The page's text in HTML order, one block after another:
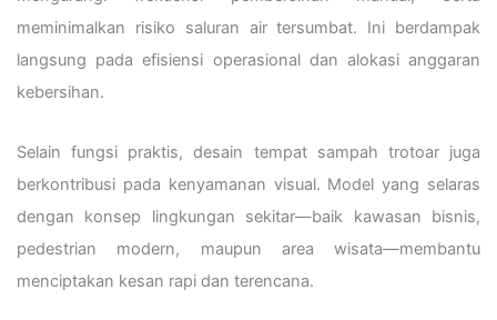
meminimalkan risiko saluran air tersumbat. Ini berdampak
langsung pada efisiensi operasional dan alokasi anggaran
kebersihan.
Selain fungsi praktis, desain tempat sampah trotoar juga
berkontribusi pada kenyamanan visual. Model yang selaras
dengan konsep lingkungan sekitar—baik kawasan bisnis,
pedestrian modern, maupun area wisata—membantu
menciptakan kesan rapi dan terencana.